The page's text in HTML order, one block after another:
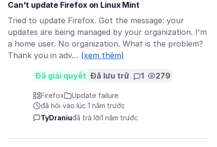
Can't update Firefox on Linux Mint
Tried to update Firefox. Got the message: your
updates are being managed by your organization. I'm
a home user. No organization. What is the problem?
Thank you in adv… (xem thêm)
Đã giải quyết Đã lưu trữ 1 279
Firefox
Update failure
đã hỏi vào lúc 1 năm trước
TyDraniuđã trả lời1 năm trước